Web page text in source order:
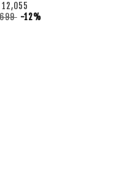
12,055
-12%